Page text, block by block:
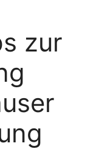
zur